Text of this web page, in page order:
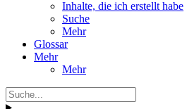
Inhalte, die ich erstellt habe
Suche
Mehr
Glossar
Mehr
Mehr